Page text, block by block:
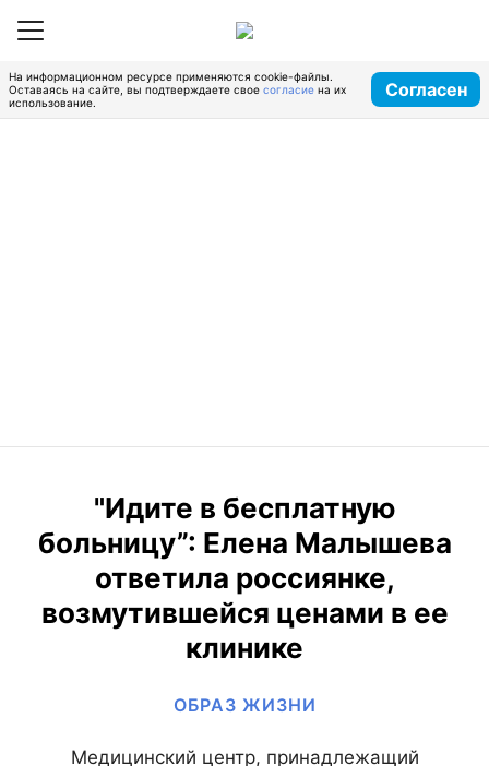
На информационном ресурсе применяются cookie-файлы.
Оставаясь на сайте, вы подтверждаете свое согласие на их
использование.
Согласен
"Идите в бесплатную
больницу”: Елена Малышева
ответила россиянке,
возмутившейся ценами в ее
клинике
ОБРАЗ ЖИЗНИ
Медицинский центр, принадлежащий